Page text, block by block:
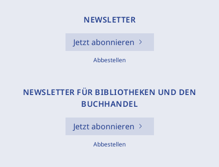
NEWSLETTER
Jetzt abonnieren
Abbestellen
NEWSLETTER FÜR BIBLIOTHEKEN UND DEN
BUCHHANDEL
Jetzt abonnieren
Abbestellen